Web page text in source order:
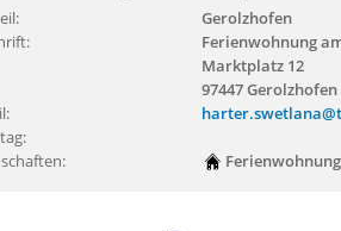
Gerolzhofen
Ferienwohnung
Marktplatz 12
97447 Gerolzhofen
Ferienwohnung